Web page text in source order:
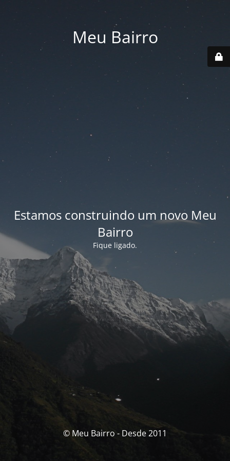
Meu Bairro
Estamos construindo um novo Meu
Bairro
Fique ligado.
© Meu Bairro - Desde 2011